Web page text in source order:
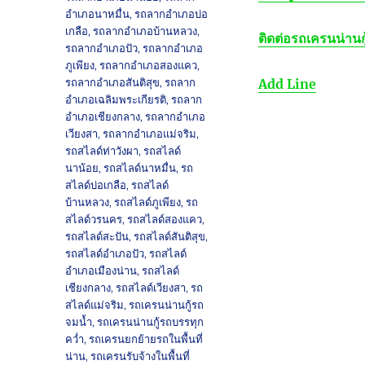
ติดต่อรถเครนน่า
Add Line
อำเภอนาหมื่น,รถลากอำเภอบ่อ
เกลือ,รถลากอำเภอบ้านหลวง,
รถลากอำเภอปัว,รถลากอำเภอ
ภูเพียง,รถลากอำเภอสองแคว,
รถลากอำเภอสันติสุข,รถลาก
อำเภอเฉลิมพระเกียรติ,รถลาก
อำเภอเชียงกลาง,รถลากอำเภอ
เวียงสา,รถลากอำเภอแม่จริม,
รถสไลด์ท่าวังผา,รถสไลด์
นาน้อย,รถสไลด์นาหมื่น,รถ
สไลด์บ่อเกลือ,รถสไลด์
บ้านหลวง,รถสไลด์ภูเพียง,รถ
สไลด์วรนคร,รถสไลด์สองแคว,
รถสไลด์สะปัน,รถสไลด์สันติสุข,
รถสไลด์อำเภอปัว,รถสไลด์
อำเภอเมืองน่าน,รถสไลด์
เชียงกลาง,รถสไลด์เวียงสา,รถ
สไลด์แม่จริม,รถเครนน่านกู้รถ
จมน้ำ,รถเครนน่านกู้รถบรรทุก
คว่ำ,รถเครนยกย้ายรถในพื้นที่
น่าน,รถเครนรับจ้างในพื้นที่